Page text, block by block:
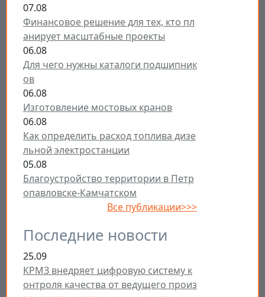
07.08
Финансовое решение для тех, кто пл
анирует масштабные проекты
06.08
Для чего нужны каталоги подшипник
ов
06.08
Изготовление мостовых кранов
06.08
Как определить расход топлива дизе
льной электростанции
05.08
Благоустройство территории в Петр
опавловске-Камчатском
Все публикации>>>
Последние новости
25.09
КРМЗ внедряет цифровую систему к
онтроля качества от ведущего произ